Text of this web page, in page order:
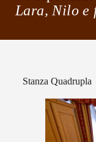
Lara, Nilo e
Stanza Quadrupla